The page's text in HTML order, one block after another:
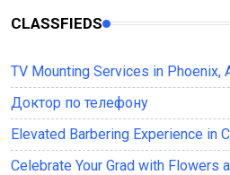
CLASSFIEDS
TV Mounting Services in Phoenix,
Доктор по телефону
Elevated Barbering Experience in
Celebrate Your Grad with Flowers